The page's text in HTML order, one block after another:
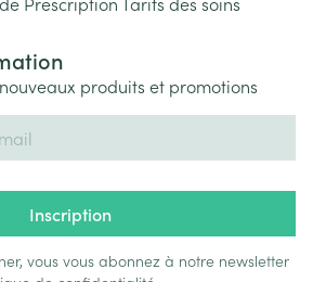
produits et promotions
Inscription
vous vous abonnez à notre newsletter